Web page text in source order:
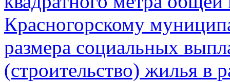
Красногорскому
размера социальных
(строительство) жилья в